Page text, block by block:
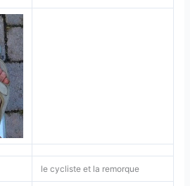
le cycliste et la remorque